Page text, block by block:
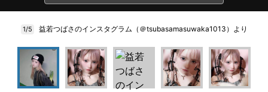
1/5 益若つばさのインスタグラム（＠tsubasamasuwaka1013）より